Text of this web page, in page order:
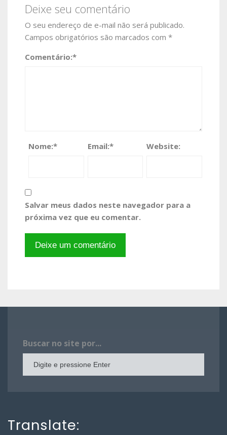
Deixe seu comentário
O seu endereço de e-mail não será publicado.
Campos obrigatórios são marcados com *
Comentário:*
Nome:* Email:* Website:
Salvar meus dados neste navegador para a
próxima vez que eu comentar.
Buscar no site por...
Translate: